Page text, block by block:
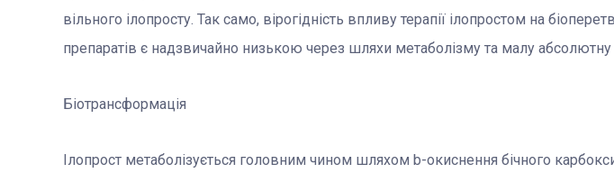
вільного ілопросту. Так само, вірогідність впливу терапії ілопростом на
препаратів є надзвичайно низькою через шляхи метаболізму та малу абсолютну
Біотрансформація
Ілопрост метаболізується головним чином шляхом b-окиснення бічного